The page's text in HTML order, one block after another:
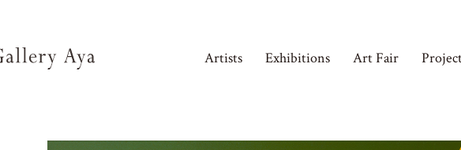
Artists Exhibitions Art Fair